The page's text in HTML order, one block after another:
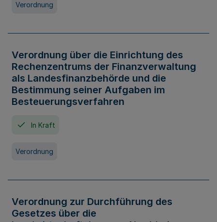
Verordnung
Verordnung über die Einrichtung des
Rechenzentrums der Finanzverwaltung
als Landesfinanzbehörde und die
Bestimmung seiner Aufgaben im
Besteuerungsverfahren
In Kraft
Verordnung
Verordnung zur Durchführung des
Gesetzes über die